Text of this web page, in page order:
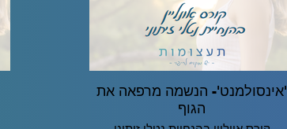
'אינסולמנט'- הנשמה מרפאה את
הגוף